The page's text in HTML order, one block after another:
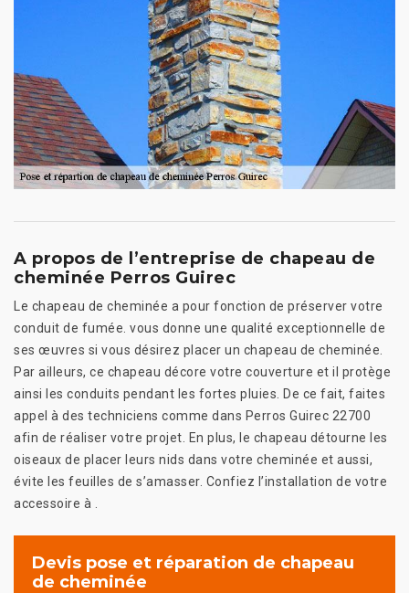
A propos de l’entreprise de chapeau de
cheminée Perros Guirec
Le chapeau de cheminée a pour fonction de préserver votre
conduit de fumée. vous donne une qualité exceptionnelle de
ses œuvres si vous désirez placer un chapeau de cheminée.
Par ailleurs, ce chapeau décore votre couverture et il protège
ainsi les conduits pendant les fortes pluies. De ce fait, faites
appel à des techniciens comme dans Perros Guirec 22700
afin de réaliser votre projet. En plus, le chapeau détourne les
oiseaux de placer leurs nids dans votre cheminée et aussi,
évite les feuilles de s’amasser. Confiez l’installation de votre
accessoire à .
Devis pose et réparation de chapeau
de cheminée